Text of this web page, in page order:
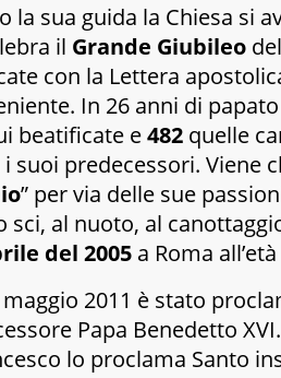
la sua guida la Chiesa si
il Grande Giubileo
con la Lettera
. In 26 anni di
beatificate e482 quelle
suoi predecessori. Viene
” per via delle sue
sci, al nuoto, al
del 2005 a Roma
maggio 2011 è stato
Papa Benedetto
lo proclama Santo